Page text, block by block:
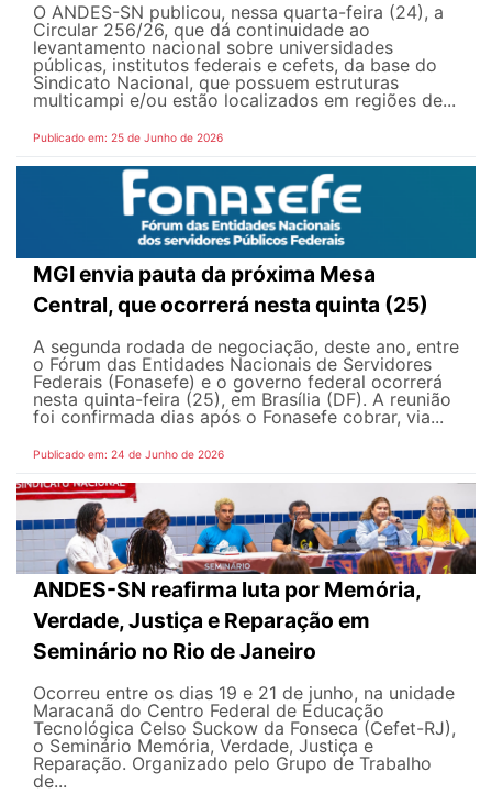
O ANDES-SN publicou, nessa quarta-feira (24), a
Circular 256/26, que dá continuidade ao
levantamento nacional sobre universidades
públicas, institutos federais e cefets, da base do
Sindicato Nacional, que possuem estruturas
multicampi e/ou estão localizados em regiões de...
Publicado em: 25 de Junho de 2026
MGI envia pauta da próxima Mesa
Central, que ocorrerá nesta quinta (25)
A segunda rodada de negociação, deste ano, entre
o Fórum das Entidades Nacionais de Servidores
Federais (Fonasefe) e o governo federal ocorrerá
nesta quinta-feira (25), em Brasília (DF). A reunião
foi confirmada dias após o Fonasefe cobrar, via...
Publicado em: 24 de Junho de 2026
ANDES-SN reafirma luta por Memória,
Verdade, Justiça e Reparação em
Seminário no Rio de Janeiro
Ocorreu entre os dias 19 e 21 de junho, na unidade
Maracanã do Centro Federal de Educação
Tecnológica Celso Suckow da Fonseca (Cefet-RJ),
o Seminário Memória, Verdade, Justiça e
Reparação. Organizado pelo Grupo de Trabalho
de...